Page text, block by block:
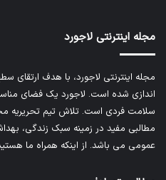
مجله اینترنتی لاجورد
مجله اینترنتی لاجورد، با هدف ارتقای
اندازی شده است. لاجورد یک فضای
سلامت فردی است. تلاش تیم تحریریه
مطالبی مفید در زمینه سبک زندگی،
عمومی می باشد. از اینکه همراه ما